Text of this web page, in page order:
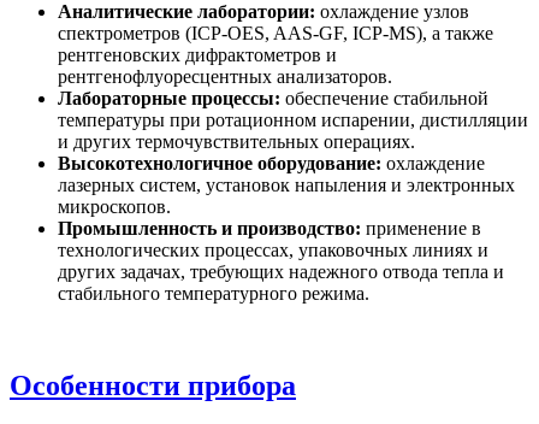
Аналитические лаборатории: охлаждение узлов
спектрометров (ICP-OES, AAS-GF, ICP-MS), а также
рентгеновских дифрактометров и
рентгенофлуоресцентных анализаторов.
Лабораторные процессы: обеспечение стабильной
температуры при ротационном испарении, дистилляции
и других термочувствительных операциях.
Высокотехнологичное оборудование: охлаждение
лазерных систем, установок напыления и электронных
микроскопов.
Промышленность и производство: применение в
технологических процессах, упаковочных линиях и
других задачах, требующих надежного отвода тепла и
стабильного температурного режима.
Особенности прибора